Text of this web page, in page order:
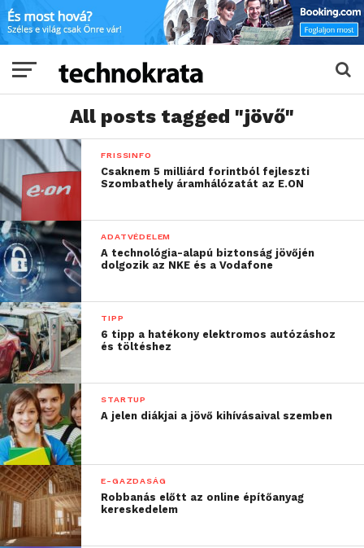
All posts tagged "jövő"
FRISSINFO
Csaknem 5 milliárd forintból fejleszti
Szombathely áramhálózatát az E.ON
ADATVÉDELEM
A technológia-alapú biztonság jövőjén
dolgozik az NKE és a Vodafone
TIPP
6 tipp a hatékony elektromos autózáshoz
és töltéshez
STARTUP
A jelen diákjai a jövő kihívásaival szemben
E-GAZDASÁG
Robbanás előtt az online építőanyag
kereskedelem